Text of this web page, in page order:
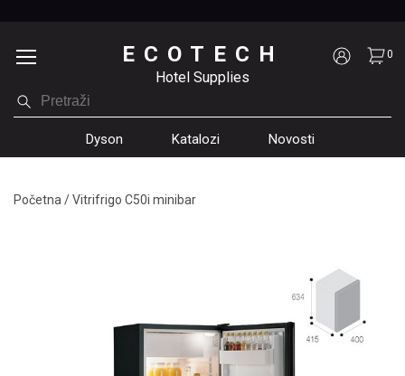
Dyson Katalozi Novosti
ECOTECH
Hotel Supplies
0
Početna /Vitrifrigo C50i minibar